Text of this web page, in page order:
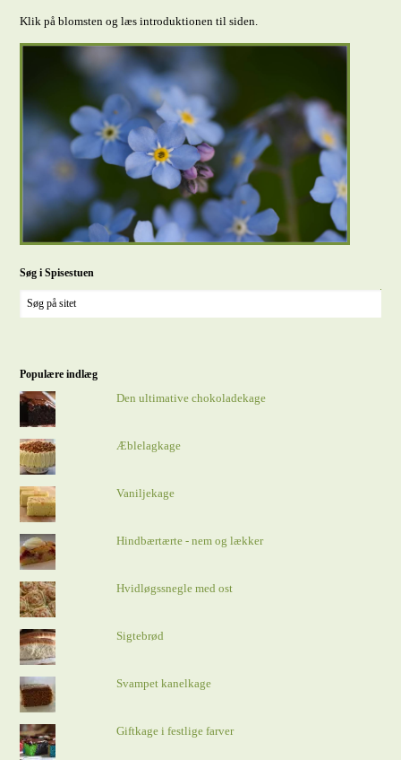
Klik på blomsten og læs introduktionen til siden.
Søg i Spisestuen
Populære indlæg
Den ultimative chokoladekage
Æblelagkage
Vaniljekage
Hindbærtærte - nem og lækker
Hvidløgssnegle med ost
Sigtebrød
Svampet kanelkage
Giftkage i festlige farver